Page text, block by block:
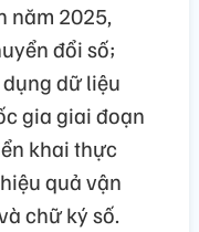
năm 2025,
đổi số;
dữ liệu
gia giai đoạn
khai thực
quả vận
chữ ký số.